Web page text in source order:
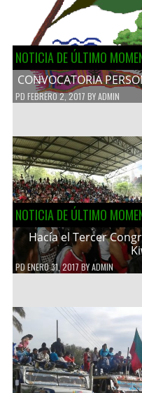
NOTICIA DE ÚLTIMO
CONVOCATORIA
PD FEBRERO 2, 2017 BYADMIN
NOTICIA DE ÚLTIMO
Hacía el Tercer
PDENERO 31, 2017 BYADMIN